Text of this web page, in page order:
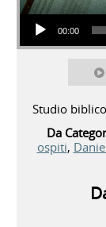
Audio Player
00:00
Studio
Da
ospiti,